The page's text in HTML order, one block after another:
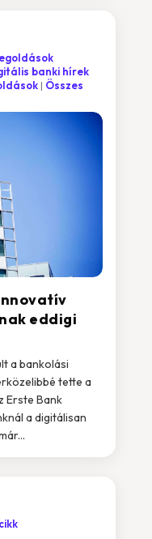
eddigi
banki hírek
Összes
a bankolási
tette a
Erste Bank
a digitálisan